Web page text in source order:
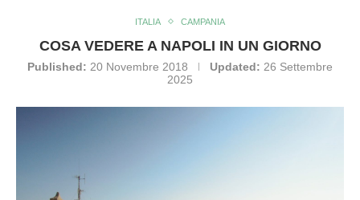
ITALIA CAMPANIA
COSA VEDERE A NAPOLI IN UN GIORNO
Published: 20 Novembre 2018 Updated: 26 Settembre
2025